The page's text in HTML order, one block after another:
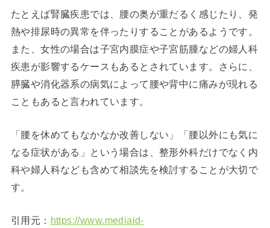
たとえば腎臓疾患では、腰の奥が重だるく感じたり、発
熱や排尿時の異常を伴ったりすることがあるようです。
また、女性の場合は子宮内膜症や子宮筋腫などの婦人科
疾患が影響するケースもあるとされています。さらに、
膵臓や消化器系の病気によって腰や背中に痛みが現れる
こともあると言われています。
「腰を休めてもなかなか改善しない」「腰以外にも気に
なる症状がある」という場合は、整形外科だけでなく内
科や婦人科なども含めて相談先を検討することが大切で
す。
引用元： https://www.mediaid-